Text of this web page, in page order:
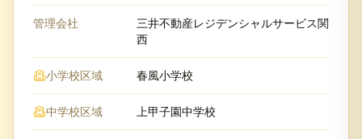
管理会社
三井不動産レジデンシャルサービス関
西
小学校区域 春風小学校
中学校区域 上甲子園中学校